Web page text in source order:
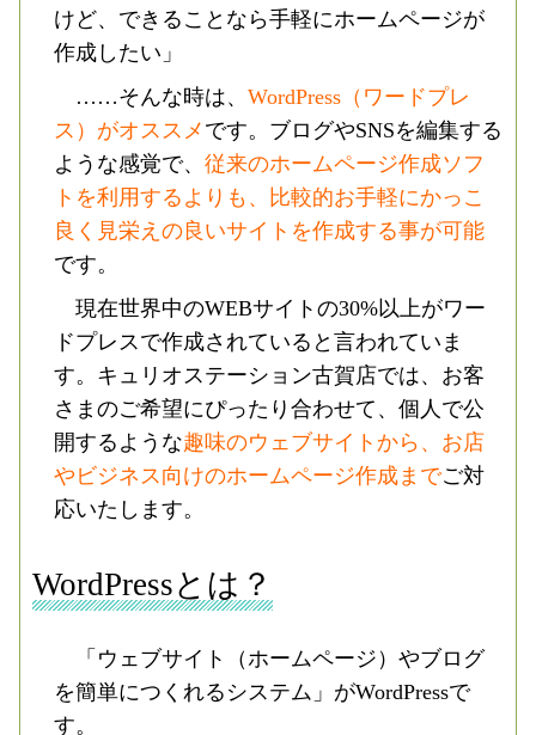
けど、できることなら手軽にホームページが
作成したい」
……そんな時は、WordPress（ワードプレ
ス）がオススメ です。ブログやSNSを編集する
ような感覚で、従来のホームページ作成ソフ
トを利用するよりも、比較的お手軽にかっこ
良く見栄えの良いサイトを作成する事が可能
です。
現在世界中のWEBサイトの30%以上がワー
ドプレスで作成されていると言われていま
す。キュリオステーション古賀店では、お客
さまのご希望にぴったり合わせて、個人で公
開するような趣味のウェブサイトから、お店
やビジネス向けのホームページ作成までご対
応いたします。
WordPressとは？
「ウェブサイト（ホームページ）やブログ
を簡単につくれるシステム」がWordPressで
す。